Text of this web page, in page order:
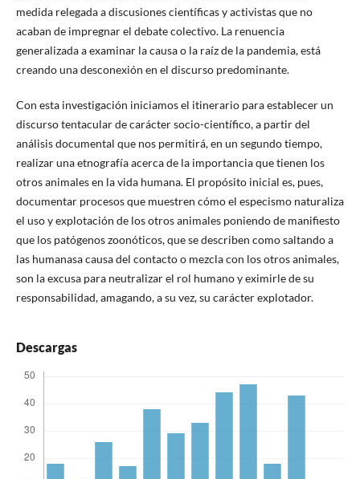
medida relegada a discusiones científicas y activistas que no
acaban de impregnar el debate colectivo. La renuencia
generalizada a examinar la causa o la raíz de la pandemia, está
creando una desconexión en el discurso predominante.
Con esta investigación iniciamos el itinerario para establecer un
discurso tentacular de carácter socio-científico, a partir del
análisis documental que nos permitirá, en un segundo tiempo,
realizar una etnografía acerca de la importancia que tienen los
otros animales en la vida humana. El propósito inicial es, pues,
documentar procesos que muestren cómo el especismo naturaliza
el uso y explotación de los otros animales poniendo de manifiesto
que los patógenos zoonóticos, que se describen como saltando a
las humanasa causa del contacto o mezcla con los otros animales,
son la excusa para neutralizar el rol humano y eximirle de su
responsabilidad, amagando, a su vez, su carácter explotador.
Descargas